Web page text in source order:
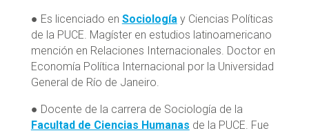
● Es licenciado en Sociologíay Ciencias Políticas
de la PUCE. Magíster en estudios latinoamericano
mención en Relaciones Internacionales. Doctor en
Economía Política Internacional por la Universidad
General de Río de Janeiro.
● Docente de la carrera de Sociología de la
Facultad de Ciencias Humanas de la PUCE. Fue